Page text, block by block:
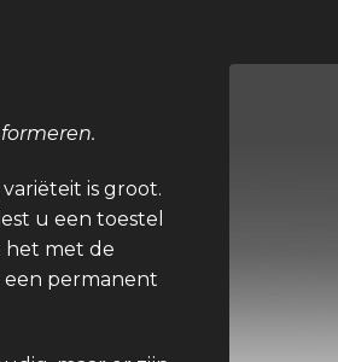
is groot.
u een toestel
het met de
een permanent